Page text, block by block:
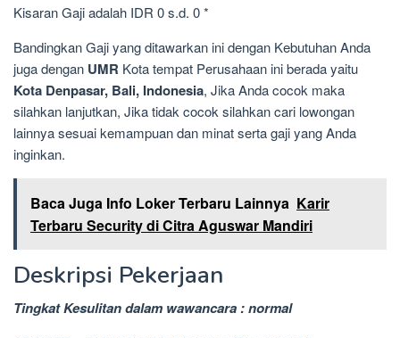
Kisaran Gaji adalah IDR 0 s.d. 0 *
Bandingkan Gaji yang ditawarkan ini dengan Kebutuhan Anda
juga dengan UMR Kota tempat Perusahaan ini berada yaitu
Kota Denpasar, Bali, Indonesia, Jika Anda cocok maka
silahkan lanjutkan, Jika tidak cocok silahkan cari lowongan
lainnya sesuai kemampuan dan minat serta gaji yang Anda
inginkan.
Baca Juga Info Loker Terbaru Lainnya Karir
Terbaru Security di Citra Aguswar Mandiri
Deskripsi Pekerjaan
Tingkat Kesulitan dalam wawancara : normal